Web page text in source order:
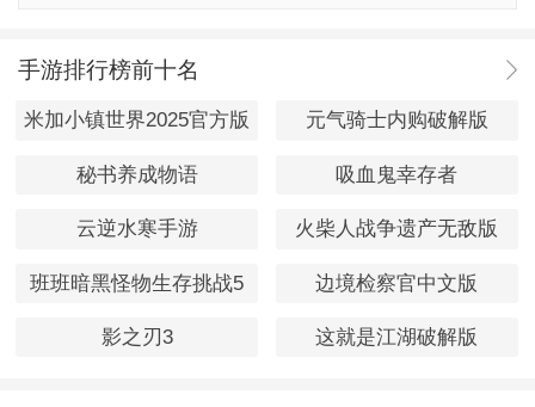
手游排行榜前十名
米加小镇世界2025官方版 元气骑士内购破解版
秘书养成物语 吸血鬼幸存者
云逆水寒手游 火柴人战争遗产无敌版
班班暗黑怪物生存挑战5 边境检察官中文版
影之刃3 这就是江湖破解版